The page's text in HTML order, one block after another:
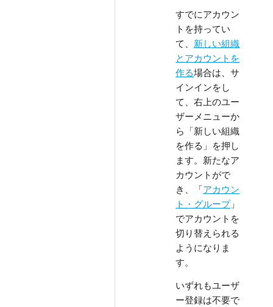
すでにアカウン
トを持ってい
て、 新しい組織
とアカウントを
作る場合は、サ
インインをし
て、右上のユー
ザーメニューか
ら「新しい組織
を作る」を押し
ます。新たなア
カウントがで
き、「アカウン
ト・グループ」
でアカウントを
切り替えられる
ようになりま
す。
いずれもユーザ
ー登録は不要で